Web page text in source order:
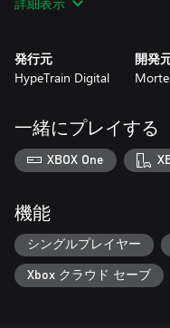
れることができます。
し、役目を与えなかった悪
ので要注意！
歴史を学ぶ冒険:ツァーリ
学びながら、謎を解きサ
う。
発行元
HypeTrain Digital
開発
一緒にプレイする
XBOX One
機能
シングルプレイヤー
Xbox クラウド セーブ